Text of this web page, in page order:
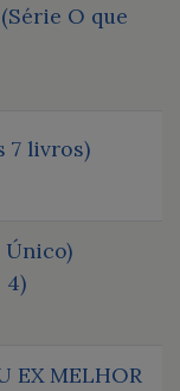
O que
7 livros)
Único)
4)
EX MELHOR